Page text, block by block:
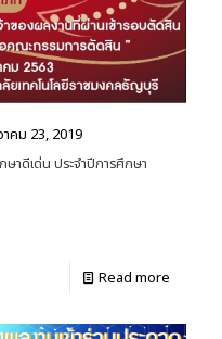
คม 23, 2019
าดีเด่น ประจำปีการศึกษา
Read more